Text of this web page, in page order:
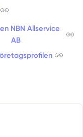
NBN Allservice
AB